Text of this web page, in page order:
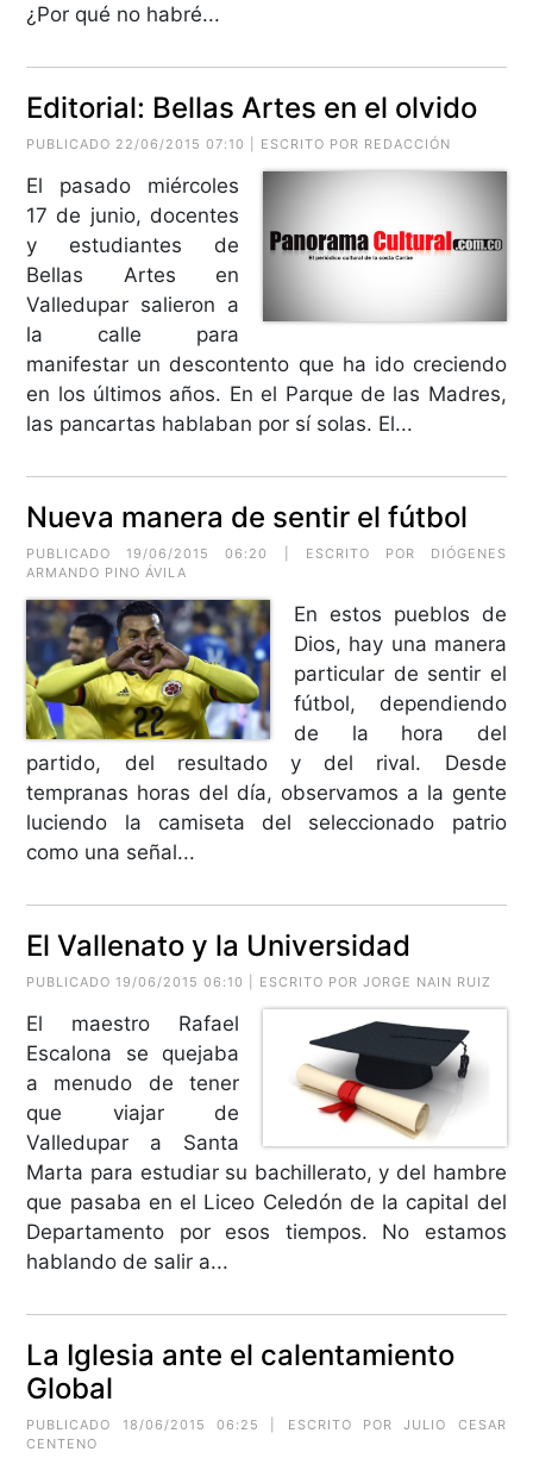
¿Por qué no habré...
Editorial: Bellas Artes en el olvido
PUBLICADO 22/06/2015 07:10 | ESCRITO POR REDACCIÓN
El pasado miércoles
17 de junio, docentes
y estudiantes de
Bellas Artes en
Valledupar salieron a
la calle para
manifestar un descontento que ha ido creciendo
en los últimos años. En el Parque de las Madres,
las pancartas hablaban por sí solas. El...
Nueva manera de sentir el fútbol
PUBLICADO 19/06/2015 06:20 | ESCRITO POR
DIÓGENES
ARMANDO PINO ÁVILA
En estos pueblos de
Dios, hay una manera
particular de sentir el
fútbol, dependiendo
de la hora del
partido, del resultado y del rival. Desde
tempranas horas del día, observamos a la gente
luciendo la camiseta del seleccionado patrio
como una señal...
El Vallenato y la Universidad
PUBLICADO 19/06/2015 06:10 | ESCRITO PORJORGE NAIN RUIZ
El maestro Rafael
Escalona se quejaba
a menudo de tener
que viajar de
Valledupar a Santa
Marta para estudiar su bachillerato, y del hambre
que pasaba en el Liceo Celedón de la capital del
Departamento por esos tiempos. No estamos
hablando de salir a...
La Iglesia ante el calentamiento
Global
PUBLICADO 18/06/2015 06:25 | ESCRITO POR JULIO CESAR
CENTENO